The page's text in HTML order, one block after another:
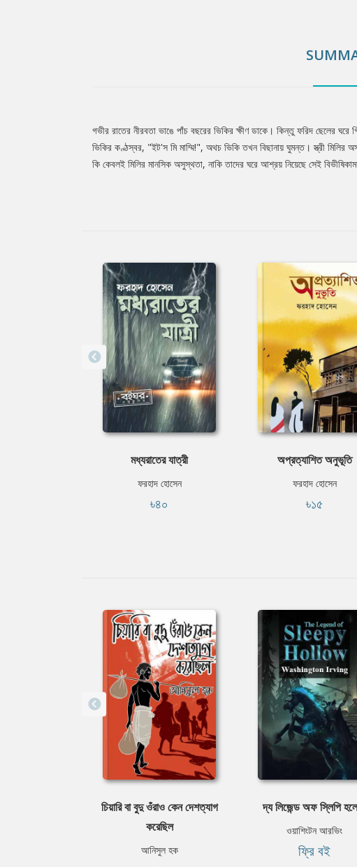
Tab
গভীর রাতের নীরবতা ভাঙে পাঁচ বছরের ভিকির ক্ষীণ ডাকে। কিন্তু ফরিদ ছেলের
ভিকির কণ্ঠস্বর, "ইট'স মি মাম্মি!", অথচ ভিকি তখন বিছানায় ঘুমন্ত। স্ত্রী
কি কেবলই মিলির মানসিক অসুস্থতা, নাকি তাদের ঘরে আশ্রয় নিয়েছে সেই
মধ্যরাতের যাত্রী
ফরহাদ হোসেন
৳৪০
অপ্রত্যাশিত অনুভূতি
ফরহাদ হোসেন
৳১৫
চিয়ারি বা বুদু ওঁরাও কেন দেশত্যাগ
করেছিল
আনিসুল হক
দ্য লিজেন্ড অফ স্লিপি
ওয়াশিংটন আরভিং
ফ্রি বই